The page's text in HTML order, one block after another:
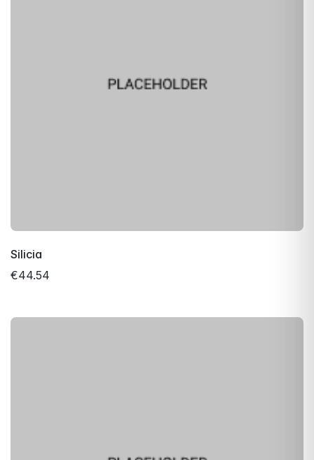
Silicia
€44.54